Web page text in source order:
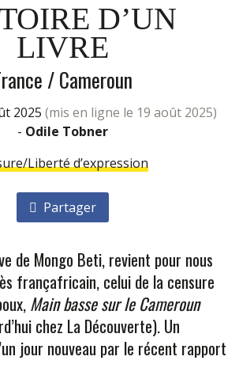
D’UN
LIVRE
/ Cameroun
2025 (mis en ligne le 19 août 2025)
- Odile Tobner
Liberté d’expression
Partager
de Mongo Beti, revient pour nous
françafricain, celui de la censure
Main basse sur le Cameroun
chez La Découverte). Un
jour nouveau par le récent rapport